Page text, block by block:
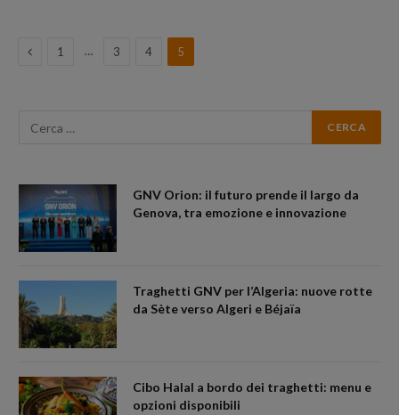
Previous
1 … 3 4 5
GNV Orion: il futuro prende il largo da
Genova, tra emozione e innovazione
Traghetti GNV per l’Algeria: nuove rotte
da Sète verso Algeri e Béjaïa
Cibo Halal a bordo dei traghetti: menu e
opzioni disponibili